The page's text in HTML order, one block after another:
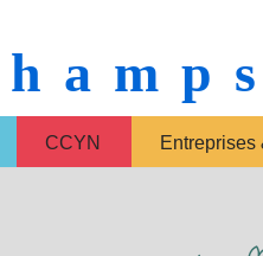
CCYN Entreprises